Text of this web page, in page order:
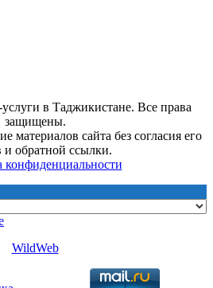
в Таджикистане. Все права
защищены.
материалов сайта без согласия его
и обратной ссылки.
конфиденциальности
WildWeb